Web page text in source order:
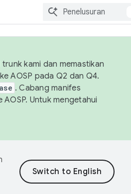
kami dan memastikan
AOSP pada Q2 dan Q4.
. Cabang manifes
Untuk mengetahui